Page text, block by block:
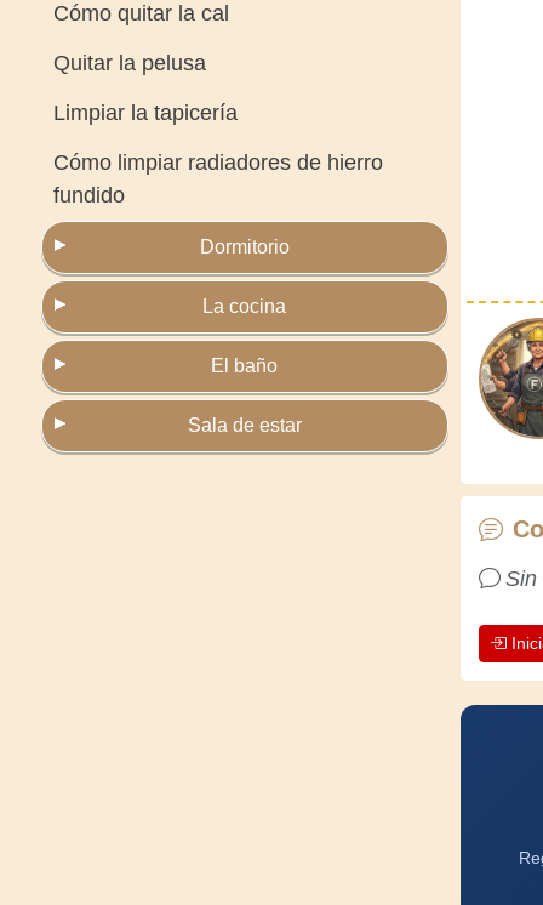
Cómo quitar la cal
Quitar la pelusa
Limpiar la tapicería
Cómo limpiar radiadores de hierro
fundido
Dormitorio
La cocina
El baño
Sala de estar
Sin